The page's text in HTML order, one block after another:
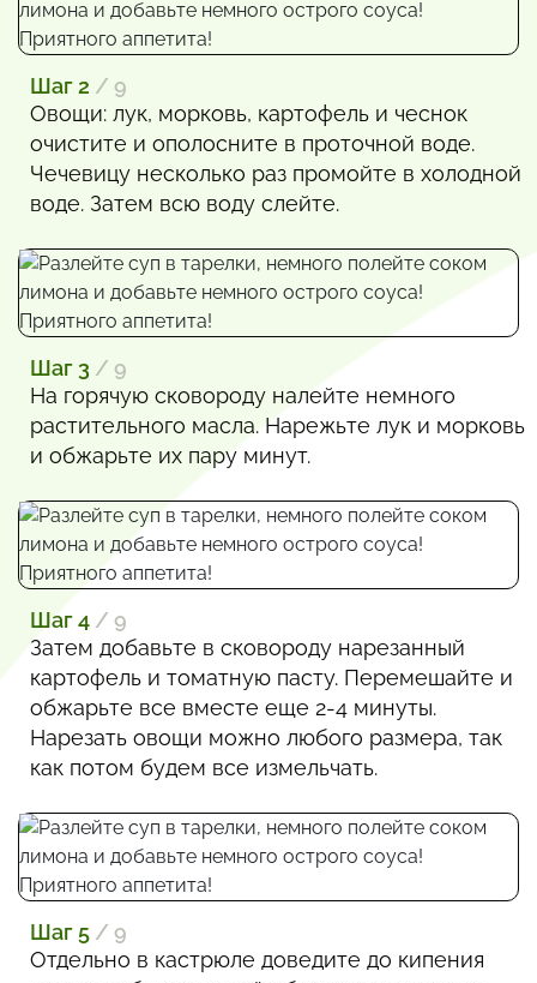
Шаг 2 / 9
Овощи: лук, морковь, картофель и чеснок
очистите и ополосните в проточной воде.
Чечевицу несколько раз промойте в холодной
воде. Затем всю воду слейте.
Шаг 3 / 9
На горячую сковороду налейте немного
растительного масла. Нарежьте лук и морковь
и обжарьте их пару минут.
Шаг 4 / 9
Затем добавьте в сковороду нарезанный
картофель и томатную пасту. Перемешайте и
обжарьте все вместе еще 2-4 минуты.
Нарезать овощи можно любого размера, так
как потом будем все измельчать.
Шаг 5 / 9
Отдельно в кастрюле доведите до кипения